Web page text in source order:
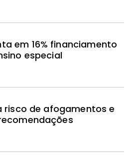
em 16% financiamento
especial
risco de afogamentos e